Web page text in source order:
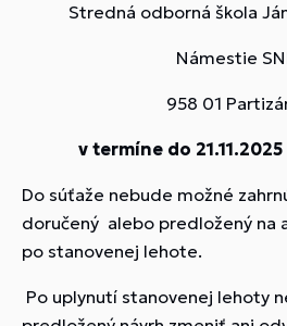
Stredná odborná škola
Námestie
958 01
v termíne do
Do súťaže nebude možné
doručený alebo predložený na
po stanovenej lehote.
Po uplynutí stanovenej lehoty